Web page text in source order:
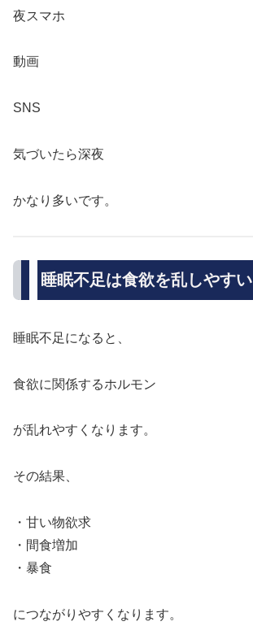
夜スマホ
動画
SNS
気づいたら深夜
かなり多いです。
睡眠不足は食欲を乱しやすい
睡眠不足になると、
食欲に関係するホルモン
が乱れやすくなります。
その結果、
・甘い物欲求
・間食増加
・暴食
につながりやすくなります。